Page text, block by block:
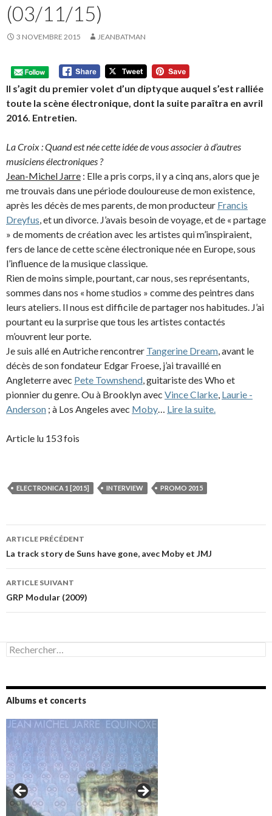
(03/11/15)
3 NOVEMBRE 2015 JEANBATMAN
Il s’agit du premier volet d’un diptyque auquel s’est ralliée
toute la scène électronique, dont la suite paraîtra en avril
2016. Entretien.
La Croix : Quand est née cette idée de vous associer à d’autres
musiciens électroniques ?
Jean-Michel Jarre : Elle a pris corps, il y a cinq ans, alors que je
me trouvais dans une période douloureuse de mon existence,
après les décès de mes parents, de mon producteur Francis
Dreyfus, et un divorce. J’avais besoin de voyage, et de « partage
» de moments de création avec les artistes qui m’inspiraient,
fers de lance de cette scène électronique née en Europe, sous
l’influence de la musique classique.
Rien de moins simple, pourtant, car nous, ses représentants,
sommes dans nos « home studios » comme des peintres dans
leurs ateliers. Il nous est difficile de partager nos habitudes. J’ai
pourtant eu la surprise que tous les artistes contactés
m’ouvrent leur porte.
Je suis allé en Autriche rencontrer Tangerine Dream, avant le
décès de son fondateur Edgar Froese, j’ai travaillé en
Angleterre avec Pete Townshend, guitariste des Who et
pionnier du genre. Ou à ­Brooklyn avec Vince Clarke, Laurie ­
Anderson ; à Los Angeles avec Moby… Lire la suite.
Article lu 153 fois
ELECTRONICA 1 [2015] INTERVIEW PROMO 2015
Navigation
des
articles
ARTICLE PRÉCÉDENT
La track story de Suns have gone, avec Moby et JMJ
ARTICLE SUIVANT
GRP Modular (2009)
Rechercher :
Albums et concerts